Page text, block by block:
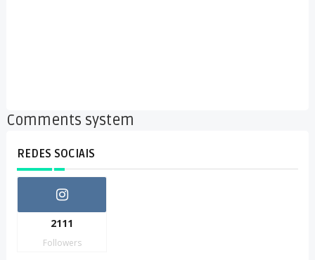
Comments system
REDES SOCIAIS
2111
Followers